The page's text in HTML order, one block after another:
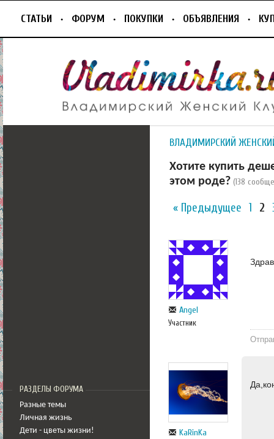
СТАТЬИ ФОРУМ ПОКУПКИ ОБЪЯВЛЕНИЯ
РАЗДЕЛЫ ФОРУМА
Разные темы
Личная жизнь
Дети - цветы жизни!
ВЛАДИМИРСКИЙ
Хотите купить
этом роде? (138
« Предыдущее 1 2
Angel
Участник
KaRinKa